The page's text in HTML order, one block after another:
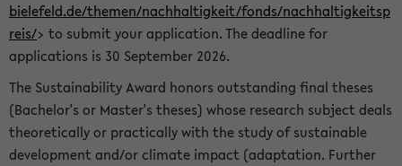
bielefeld.de/themen/nachhaltigkeit/fonds/nachhaltigkeitsp
reis/> to submit your application. The deadline for
applications is 30 September 2026.
The Sustainability Award honors outstanding final theses
(Bachelor's or Master's theses) whose research subject deals
theoretically or practically with the study of sustainable
development and/or climate impact (adaptation. Further